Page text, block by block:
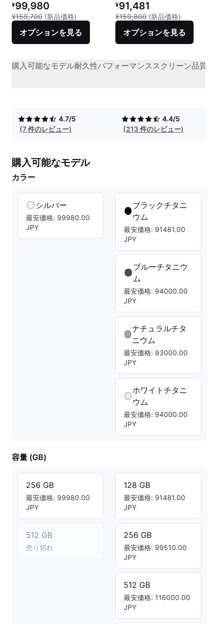
リファービッシュ品の価格：
¥99,980
¥159,700 (新品価格) 新品との比較：¥159,700
オプションを見る
リファービッシュ品の価格：
¥91,481
¥159,800 (新品価格)
オプションを見る
購入可能なモデル耐久性パフォーマンススクリーン品質
4.7/5
(7 件のレビュー)
4.4/5
(213 件のレビュー)
購入可能なモデル
カラー
シルバー
最安価格: 99980.00
JPY
ブラックチタニ
ウム
最安価格: 91481.00
JPY
ブルーチタニウ
ム
最安価格: 94000.00
JPY
ナチュラルチタ
ニウム
最安価格: 93000.00
JPY
ホワイトチタニ
ウム
最安価格: 94000.00
JPY
容量 (GB)
256 GB
最安価格: 99980.00
JPY
512 GB
売り切れ
128 GB
最安価格: 91481.00
JPY
256 GB
最安価格: 99510.00
JPY
512 GB
最安価格: 116000.00
JPY